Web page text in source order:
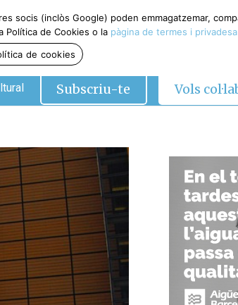
Subscriu-te Vols
(inclòs Google) poden emmagatzemar,
de Cookies o lapàgina de termes i privadesa
de cookies